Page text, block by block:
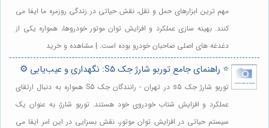
مهم ترین ابزارهای حمل و نقل، نقش حیاتی در زندگی روزمره ما ایفا می
کنند. بهینه سازی عملکرد و افزایش توان موتور خودروها، همواره یکی از
دغدغه های اصلی صاحبان خودرو بوده است. | مشاهده و خرید
⭐️ راهنمای جامع توربو شارژ جک S5: نگهداری و عیب‌یابی ⚙️
توربو شارژ جک s5 در تهران - رانندگان جک S5 همواره به دنبال ارتقای
عملکرد و افزایش شتاب خودروی خود هستند. توربو شارژ، به عنوان یک
سیستم حیاتی در افزایش توان موتور، نقش بسزایی در این امر ایفا می